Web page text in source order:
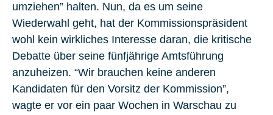
umziehen” halten. Nun, da es um seine
Wiederwahl geht, hat der Kommissionspräsident
wohl kein wirkliches Interesse daran, die kritische
Debatte über seine fünfjährige Amtsführung
anzuheizen. “Wir brauchen keine anderen
Kandidaten für den Vorsitz der Kommission”,
wagte er vor ein paar Wochen in Warschau zu